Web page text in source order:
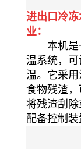
进出口冷
业：
本机是一
温系统，
温。它采
食物残渣
将残渣刮
配备控制装